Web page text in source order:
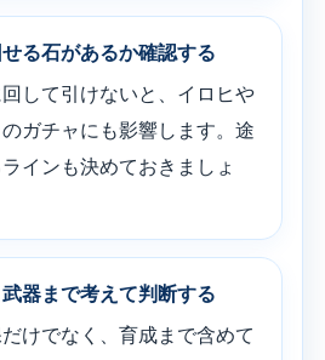
る石があるか確認する
して引けないと、イロヒや
ガチャにも影響します。途
インも決めておきましょ
器まで考えて判断する
けでなく、育成まで含めて